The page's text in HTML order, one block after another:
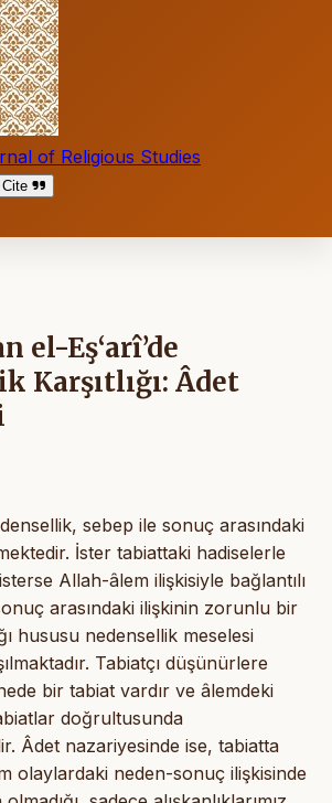
of Religious Studies
Cite
el-Eş‘arî’de
Karşıtlığı: Âdet
sebep ile sonuç arasındaki
İster tabiattaki hadiselerle
Allah-âlem ilişkisiyle bağlantılı
arasındaki ilişkinin zorunlu bir
hususu nedensellik meselesi
Tabiatçı düşünürlere
bir tabiat vardır ve âlemdeki
doğrultusunda
Âdet nazariyesinde ise, tabiatta
olaylardaki neden-sonuç ilişkisinde